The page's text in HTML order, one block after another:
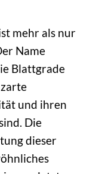
mehr als nur
Name
Blattgrade
und ihren
Die
dieser